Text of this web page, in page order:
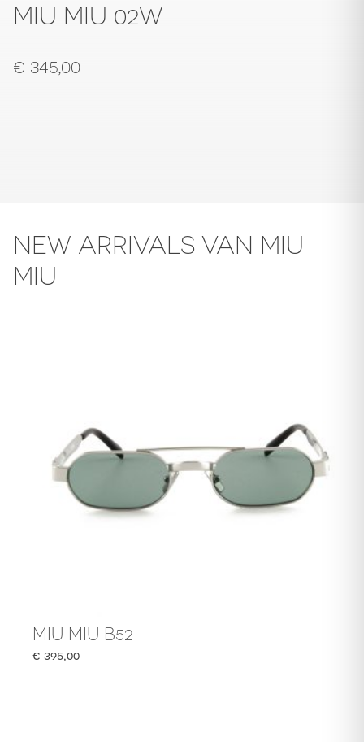
MIU MIU 02W
€ 345,00
NEW ARRIVALS VAN MIU
MIU
MIU MIU B52
€ 395,00